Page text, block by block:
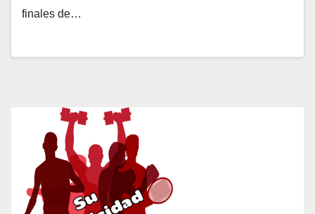
finales de…